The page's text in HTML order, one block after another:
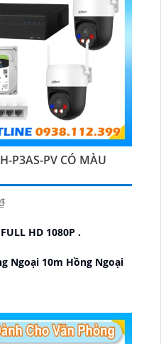
P3AS-PV CÓ MÀU
FULL HD 1080P .
Ngoại 10m Hồng Ngoại